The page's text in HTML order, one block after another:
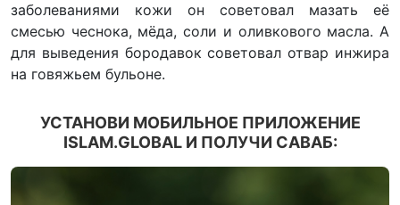
заболеваниями кожи он советовал мазать её
смесью чеснока, мёда, соли и оливкового масла. А
для выведения бородавок советовал отвар инжира
на говяжьем бульоне.
УСТАНОВИ МОБИЛЬНОЕ ПРИЛОЖЕНИЕ
ISLAM.GLOBAL И ПОЛУЧИ САВАБ: